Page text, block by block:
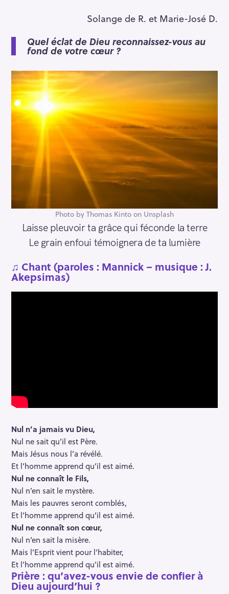
Solange de R. et Marie-José D.
Quel éclat de Dieu reconnaissez-vous au
fond de votre cœur ?
Photo by Thomas Kinto on Unsplash
Laisse pleuvoir ta grâce qui féconde la terre
Le grain enfoui témoignera de ta lumière
♫ Chant (paroles : Mannick – musique : J.
Akepsimas)
Nul n’a jamais vu Dieu,
Nul ne sait qu’il est Père.
Mais Jésus nous l’a révélé.
Et l’homme apprend qu’il est aimé.
Nul ne connaît le Fils,
Nul n’en sait le mystère.
Mais les pauvres seront comblés,
Et l’homme apprend qu’il est aimé.
Nul ne connaît son cœur,
Nul n’en sait la misère.
Mais l’Esprit vient pour l’habiter,
Et l’homme apprend qu’il est aimé.
Prière : qu’avez-vous envie de confier à
Dieu aujourd’hui ?